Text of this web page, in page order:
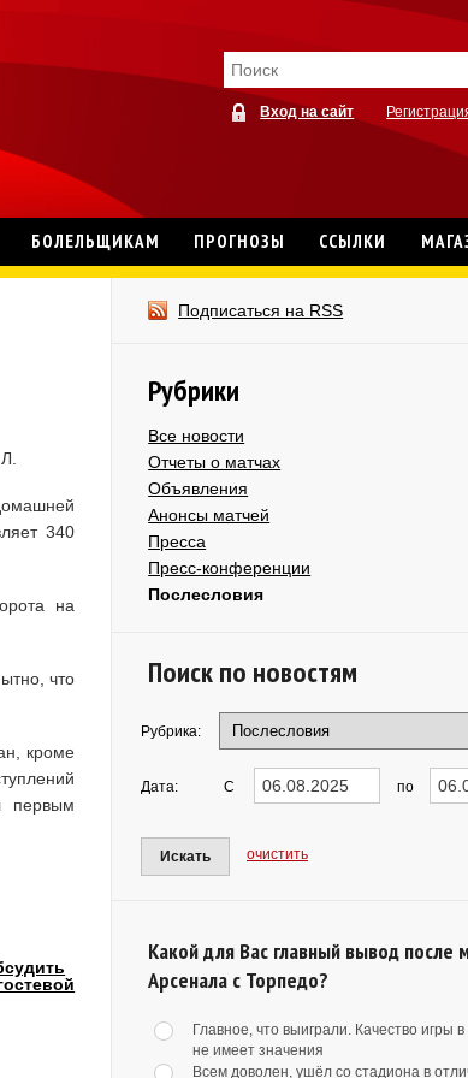
Вход на сайт
БОЛЕЛЬЩИКАМ ПРОГНОЗЫ ССЫЛКИ
340
на
что
кроме
первым
Подписаться на RSS
Рубрики
Все новости
Отчеты о матчах
Объявления
Анонсы матчей
Пресса
Пресс-конференции
Послесловия
Поиск по новостям
Рубрика:
Дата: С по
Искать очистить
Какой для Вас главный вывод после
Арсенала с Торпедо?
Главное, что выиграли. Качество игры
не имеет значения
Всем доволен, ушёл со стадиона в